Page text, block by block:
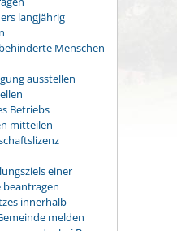
langjährig
Menschen
ausstellen
Betriebs
mitteilen
einer
innerhalb
melden